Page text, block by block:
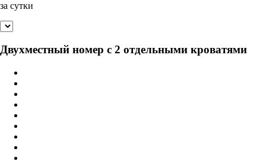
за сутки
Двухместный номер с 2 отдельными кроватями